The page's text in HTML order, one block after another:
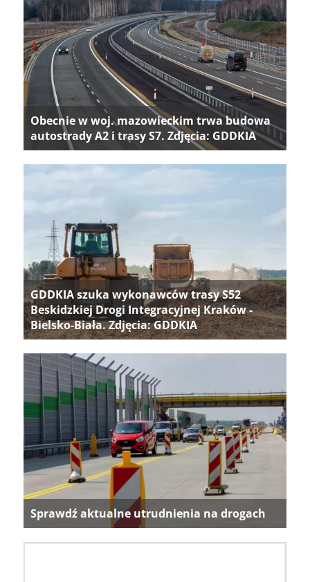
Obecnie w woj. mazowieckim trwa budowa
autostrady A2 i trasy S7. Zdjęcia: GDDKIA
GDDKIA szuka wykonawców trasy S52
Beskidzkiej Drogi Integracyjnej Kraków -
Bielsko-Biała. Zdjęcia: GDDKIA
Sprawdź aktualne utrudnienia na drogach